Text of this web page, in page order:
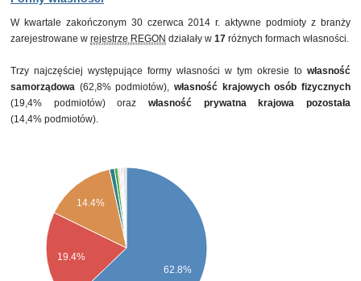
W kwartale zakończonym 30 czerwca 2014 r. aktywne podmioty z branży
zarejestrowane w rejestrze REGON działały w 17 różnych formach własności.
Trzy najczęściej występujące formy własności w tym okresie to własność
samorządowa (62,8% podmiotów), własność krajowych osób fizycznych
(19,4% podmiotów) oraz własność prywatna krajowa pozostała
(14,4% podmiotów).
14.4%
19.4%
62.8%